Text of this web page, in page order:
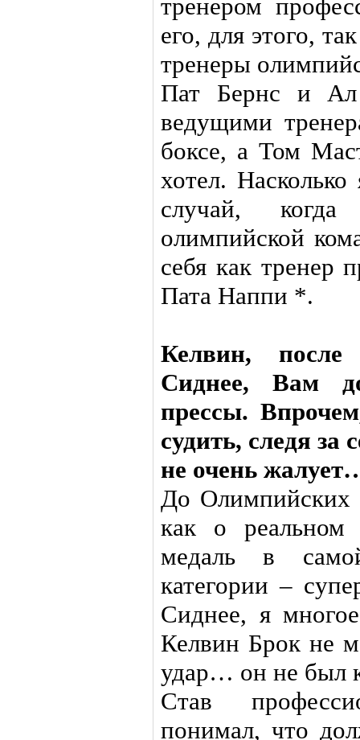
тренером
его, для этого,
тренеры
Пат Бернс и Ал
ведущими
боксе, а Том
хотел.
случай, когда
олимпийской
себя как тренер
Пата Наппи *.
Келвин,
Сиднее, Вам
прессы.
судить, следя за
не очень
До Олимпийских
как о реальном
медаль в
категории –
Сиднее, я
Келвин Брок не
удар… он не был
Став
понимал, что